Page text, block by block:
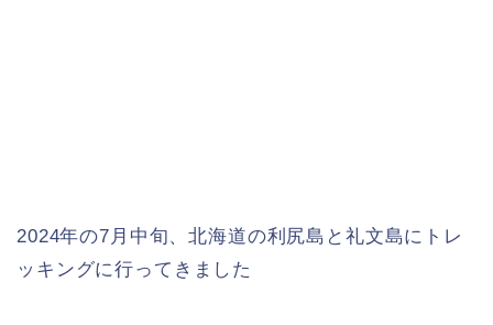
2024年の7月中旬、北海道の利尻島と礼文島にトレ
ッキングに行ってきました